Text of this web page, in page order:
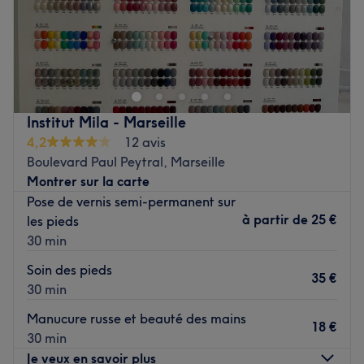
Royal Body Glow
Institut de beauté et bien-être à Marseille vieux port
Centre esthétique et bien-être
Activité principale : soins de beauté visage et corps.
Situé au Vieux-Port, Royal Body Glow propose une
approche complète de la beauté et du bien-être,
combinant soins esthétiques, relaxation et techniques de
remodelage corporel. L’institut met en avant plus de 20
ans d’expérience dans l’univers du bien-être et de
l’esthétique.
Prestations proposées
Beauté du regard
Extensions de cils cil à cil
Extensions volume mixte
Extensions volume russe
Institut Mila - Marseille
4,2
12 avis
Boulevard Paul Peytral, Marseille
Montrer sur la carte
Pose de vernis semi-permanent sur
les pieds
30 min
à partir de 25 €
Soin des pieds
30 min
35 €
Manucure russe et beauté des mains
30 min
18 €
Je veux en savoir plus